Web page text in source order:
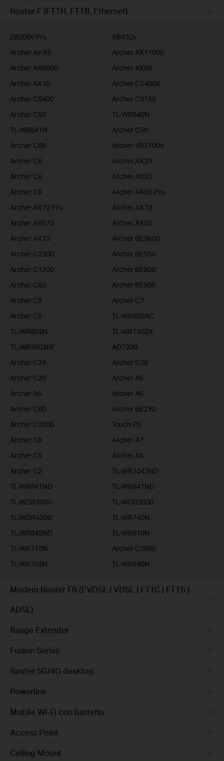
Business
Router F (FTTH, FTTB, Ethernet)
EB200v Pro
XB432v
Archer Air R5
Archer AX11000
Archer AX6000
Archer AX50
Archer AX10
Archer C5400X
Archer C5400
Archer C3150
Archer C50
TL-WR840N
TL-WR841N
Archer C50
Archer C88
Archer VR2100v
Archer C6
Archer AX20
Archer C6
Archer AX20
Archer C6
Archer AX55 Pro
Archer AX72 Pro
Archer AX73
Archer AXE75
Archer AX55
Archer AX73
Archer BE3600
Archer C2300
Archer BE550
Archer C1200
Archer BE800
Archer C60
Archer BE900
Archer C9
Archer C7
Archer C5
TL-WR902AC
TL-WR802N
TL-WR1502X
TL-WR3602BE
AD7200
Archer C24
Archer C20
Archer C20
Archer A6
Archer A6
Archer A6
Archer C80
Archer BE230
Archer C3200
Touch P5
Archer C8
Archer A7
Archer C5
Archer A5
Archer C2
TL-WR1043ND
TL-WR941ND
TL-WR841ND
TL-WDR3500
TL-WDR3600
TL-WDR4300
TL-WR740N
TL-WR842ND
TL-WR810N
TL-WR710N
Archer C2600
TL-WR702N
TL-WR940N
Modem Router FR (EVDSL | VDSL | FTTC | FTTS |
ADSL)
Range Extender
Fusion Series
Router 5G/4G desktop
Powerline
Mobile Wi-Fi con batteria
Access Point
Ceiling Mount